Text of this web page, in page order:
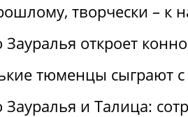
творчески – к
Зауралья откроет
тюменцы сыграют с
Зауралья и Талица: